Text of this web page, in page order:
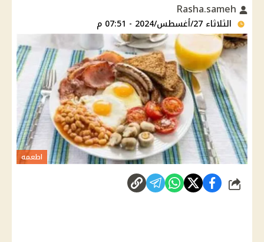
الثلاثاء 27/أغسطس/2024 - 07:51 م
اطعمه
شارك